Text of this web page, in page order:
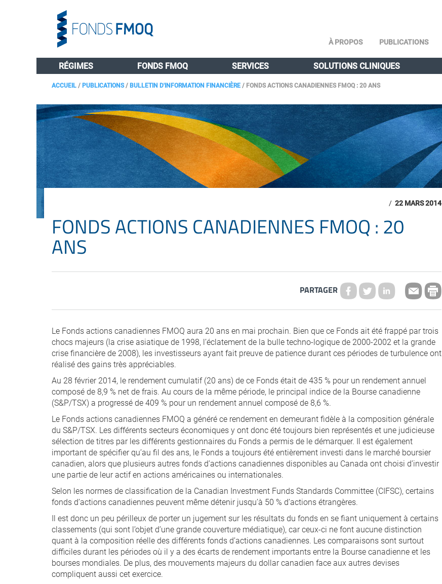
À PROPOS PUBLICATIONS
RÉGIMES FONDS FMOQ SERVICES SOLUTIONS CLINIQUES
ACCUEIL/PUBLICATIONS/BULLETIN D'INFORMATION FINANCIÈRE/ FONDS ACTIONS CANADIENNES FMOQ : 20 ANS
/ 22 MARS 2014
FONDS ACTIONS CANADIENNES FMOQ : 20
ANS
PARTAGER
Le Fonds actions canadiennes FMOQ aura 20 ans en mai prochain. Bien que ce Fonds ait été frappé par trois
chocs majeurs (la crise asiatique de 1998, l’éclatement de la bulle techno-logique de 2000-2002 et la grande
crise financière de 2008), les investisseurs ayant fait preuve de patience durant ces périodes de turbulence ont
réalisé des gains très appréciables.
Au 28 février 2014, le rendement cumulatif (20 ans) de ce Fonds était de 435 % pour un rendement annuel
composé de 8,9 % net de frais. Au cours de la même période, le principal indice de la Bourse canadienne
(S&P/TSX) a progressé de 409 % pour un rendement annuel composé de 8,6 %.
Le Fonds actions canadiennes FMOQ a généré ce rendement en demeurant fidèle à la composition générale
du S&P/TSX. Les différents secteurs économiques y ont donc été toujours bien représentés et une judicieuse
sélection de titres par les différents gestionnaires du Fonds a permis de le démarquer. Il est également
important de spécifier qu’au fil des ans, le Fonds a toujours été entièrement investi dans le marché boursier
canadien, alors que plusieurs autres fonds d’actions canadiennes disponibles au Canada ont choisi d’investir
une partie de leur actif en actions américaines ou internationales.
Selon les normes de classification de la Canadian Investment Funds Standards Committee (CIFSC), certains
fonds d’actions canadiennes peuvent même détenir jusqu’à 50 % d’actions étrangères.
Il est donc un peu périlleux de porter un jugement sur les résultats du fonds en se fiant uniquement à certains
classements (qui sont l’objet d’une grande couverture médiatique), car ceux-ci ne font aucune distinction
quant à la composition réelle des différents fonds d’actions canadiennes. Les comparaisons sont surtout
difficiles durant les périodes où il y a des écarts de rendement importants entre la Bourse canadienne et les
bourses mondiales. De plus, des mouvements majeurs du dollar canadien face aux autres devises
compliquent aussi cet exercice.